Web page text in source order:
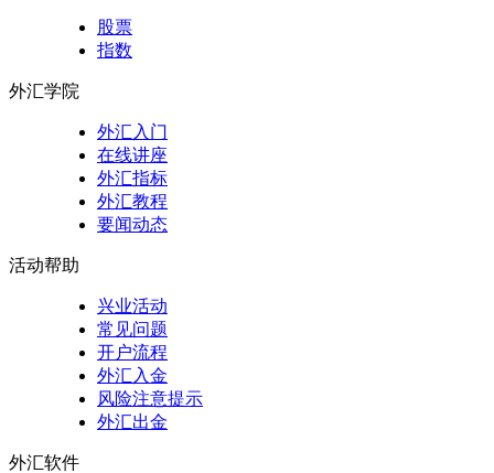
股票
指数
外汇学院
外汇入门
在线讲座
外汇指标
外汇教程
要闻动态
活动帮助
兴业活动
常见问题
开户流程
外汇入金
风险注意提示
外汇出金
外汇软件